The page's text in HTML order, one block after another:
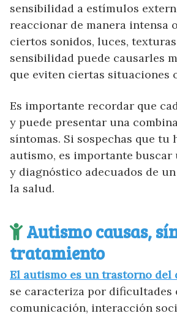
sensibilidad a estímulos
reaccionar de manera intensa
ciertos sonidos, luces,
sensibilidad puede causarles
que eviten ciertas situaciones
Es importante recordar que
y puede presentar una
síntomas. Si sospechas que
autismo, es importante buscar
y diagnóstico adecuados de
la salud.
Autismo causas,
tratamiento
El autismo es un trastorno del
se caracteriza por dificultades
comunicación, interacción